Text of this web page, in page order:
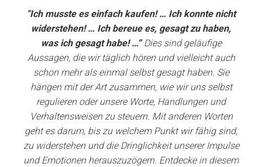
“Ich musste es einfach kaufen! … Ich konnte nicht
widerstehen! … Ich bereue es, gesagt zu haben,
was ich gesagt habe! …”Dies sind geläufige
Aussagen, die wir täglich hören und vielleicht auch
schon mehr als einmal selbst gesagt haben. Sie
hängen mit der Art zusammen, wie wir uns selbst
regulieren oder unsere Worte, Handlungen und
Verhaltensweisen zu steuern. Mit anderen Worten
geht es darum, bis zu welchem Punkt wir fähig sind,
zu widerstehen und die Dringlichkeit unserer Impulse
und Emotionen herauszuzögern. Entdecke in diesem